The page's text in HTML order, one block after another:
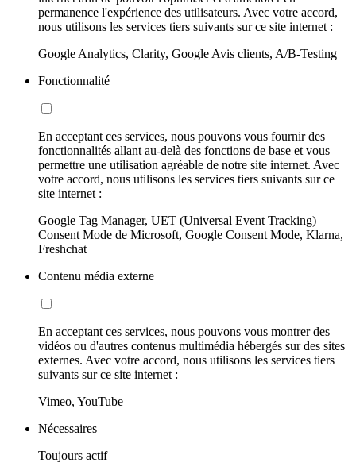
permanence l'expérience des utilisateurs. Avec votre accord,
nous utilisons les services tiers suivants sur ce site internet :
Google Analytics, Clarity, Google Avis clients, A/B-Testing
Fonctionnalité
En acceptant ces services, nous pouvons vous fournir des
fonctionnalités allant au-delà des fonctions de base et vous
permettre une utilisation agréable de notre site internet. Avec
votre accord, nous utilisons les services tiers suivants sur ce
site internet :
Google Tag Manager, UET (Universal Event Tracking)
Consent Mode de Microsoft, Google Consent Mode, Klarna,
Freshchat
Contenu média externe
En acceptant ces services, nous pouvons vous montrer des
vidéos ou d'autres contenus multimédia hébergés sur des sites
externes. Avec votre accord, nous utilisons les services tiers
suivants sur ce site internet :
Vimeo, YouTube
Nécessaires
Toujours actif